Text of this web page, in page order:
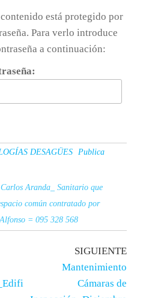
está protegido por
Para verlo introduce
a continuación:
DESAGÜES
Publica
Aranda_ Sanitario que
común contratado por
= 095 328 568
SIGUIENTE
Mantenimiento
Cámaras de